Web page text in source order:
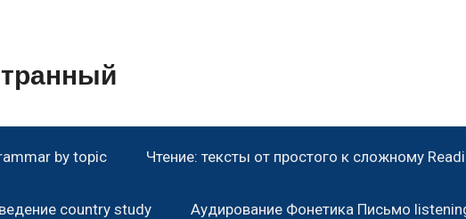
by topic Чтение: тексты от простого к сложному
country study Аудирование Фонетика Письмо